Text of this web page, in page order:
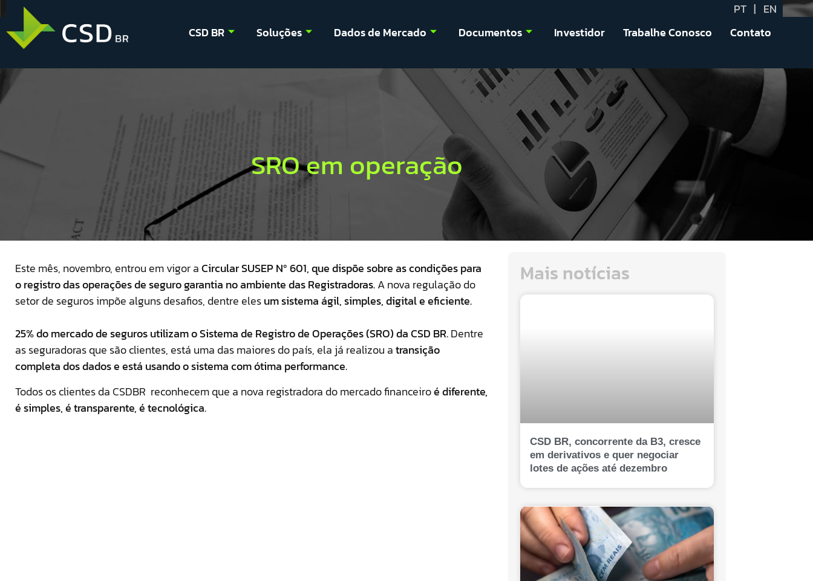
PT | EN
CSD BR
Soluções Dados de Mercado Documentos Investidor Trabalhe Conosco Contato
SRO em operação
Este mês, novembro, entrou em vigor aCircular SUSEP Nº 601, que dispõe sobre as condições para
o registro das operações de seguro garantia no ambiente das Registradoras.A nova regulação do
setor de seguros impõe alguns desafios, dentre elesum sistema ágil, simples, digital e eficiente.
25% do mercado de seguros utilizam o Sistema de Registro de Operações (SRO) da CSD BR.Dentre
as seguradoras que são clientes, está uma das maiores do país, ela já realizou atransição
completa dos dados eestá usando o sistema com ótima performance.
Todos os clientes da CSDBR reconhecem que a nova registradora do mercado financeiroé diferente,
é simples, é transparente, é tecnológica.
Mais notícias
CSD BR, concorrente da B3, cresce
em derivativos e quer negociar
lotes de ações até dezembro